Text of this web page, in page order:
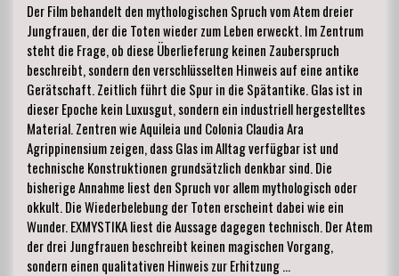
Der Film behandelt den mythologischen Spruch vom Atem dreier
Jungfrauen, der die Toten wieder zum Leben erweckt. Im Zentrum
steht die Frage, ob diese Überlieferung keinen Zauberspruch
beschreibt, sondern den verschlüsselten Hinweis auf eine antike
Gerätschaft. Zeitlich führt die Spur in die Spätantike. Glas ist in
dieser Epoche kein Luxusgut, sondern ein industriell hergestelltes
Material. Zentren wie Aquileia und Colonia Claudia Ara
Agrippinensium zeigen, dass Glas im Alltag verfügbar ist und
technische Konstruktionen grundsätzlich denkbar sind. Die
bisherige Annahme liest den Spruch vor allem mythologisch oder
okkult. Die Wiederbelebung der Toten erscheint dabei wie ein
Wunder. EXMYSTIKA liest die Aussage dagegen technisch. Der Atem
der drei Jungfrauen beschreibt keinen magischen Vorgang,
sondern einen qualitativen Hinweis zur Erhitzung …